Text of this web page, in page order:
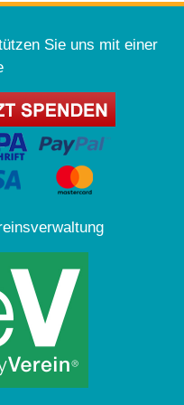
Sie uns mit einer